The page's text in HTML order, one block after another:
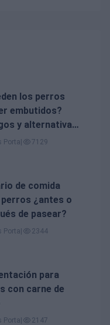
los perros
embutidos?
y alternativas
Porta| 7129
de comida
perros ¿antes o
de pasear?
Porta| 2344
para
con carne de
Porta| 2147